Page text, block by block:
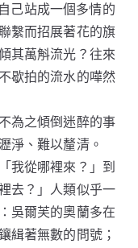
己站成一個多情的
繫而招展著花的旗
其萬斛流光？往來
歇拍的流水的嘩然
為之傾倒迷醉的事
淨、難以釐清。
我從哪裡來？」到
去？」人類似乎一
吳爾芙的奧蘭多在
緝著無數的問號；